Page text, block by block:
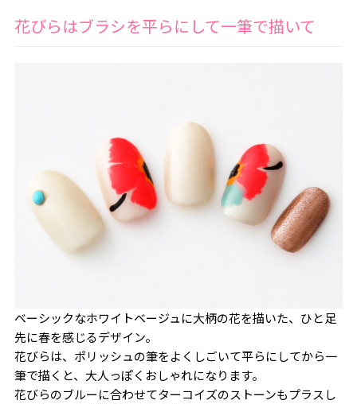
花びらはブラシを平らにして一筆で描いて
ベーシックなホワイトベージュに大柄の花を描いた、ひと足
先に春を感じるデザイン。
花びらは、ポリッシュの筆をよくしごいて平らにしてから一
筆で描くと、大人っぽくおしゃれになります。
花びらのブルーに合わせてターコイズのストーンもプラスし